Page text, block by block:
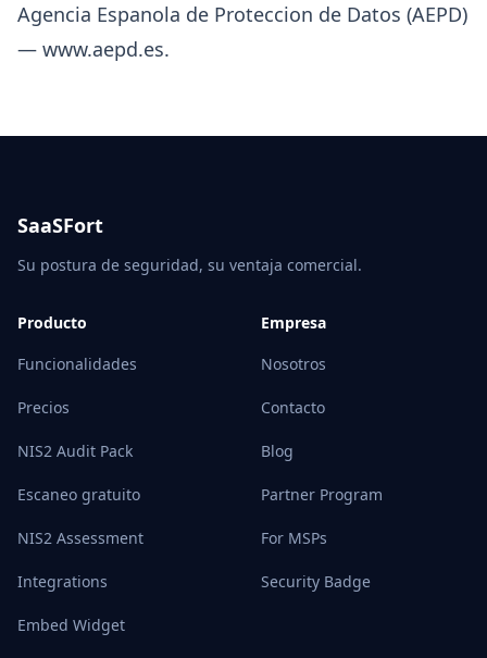
Agencia Espanola de Proteccion de Datos (AEPD)
— www.aepd.es.
SaaSFort
Su postura de seguridad, su ventaja comercial.
Producto
Funcionalidades
Precios
NIS2 Audit Pack
Escaneo gratuito
NIS2 Assessment
Integrations
Embed Widget
Empresa
Nosotros
Contacto
Blog
Partner Program
For MSPs
Security Badge